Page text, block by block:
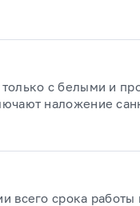
с белыми и
наложение
всего срока